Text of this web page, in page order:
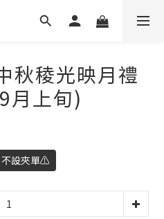
秋稜光映月禮
月上旬)
設夾單⚠️